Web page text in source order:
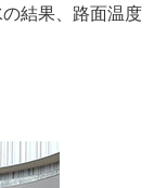
結果、路面温度